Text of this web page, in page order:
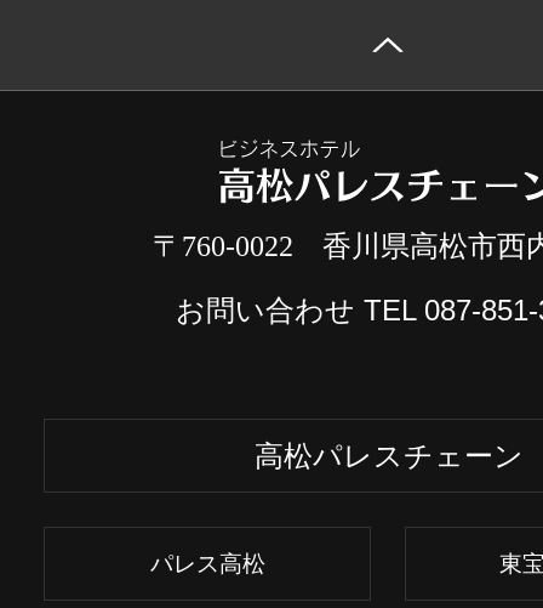
〒760-0022 香川県高松市西
お問い合わせ TEL 087-
高松パレスチェーン
パレス高松 東